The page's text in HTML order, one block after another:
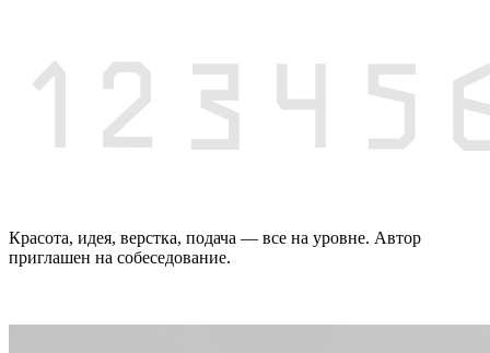
Красота, идея, верстка, подача — все на уровне. Автор
приглашен на собеседование.